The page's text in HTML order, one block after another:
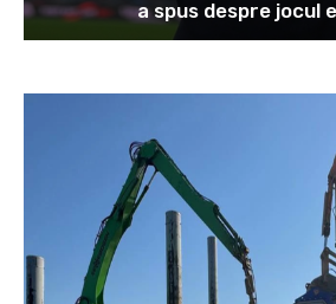
a spus despre jocul